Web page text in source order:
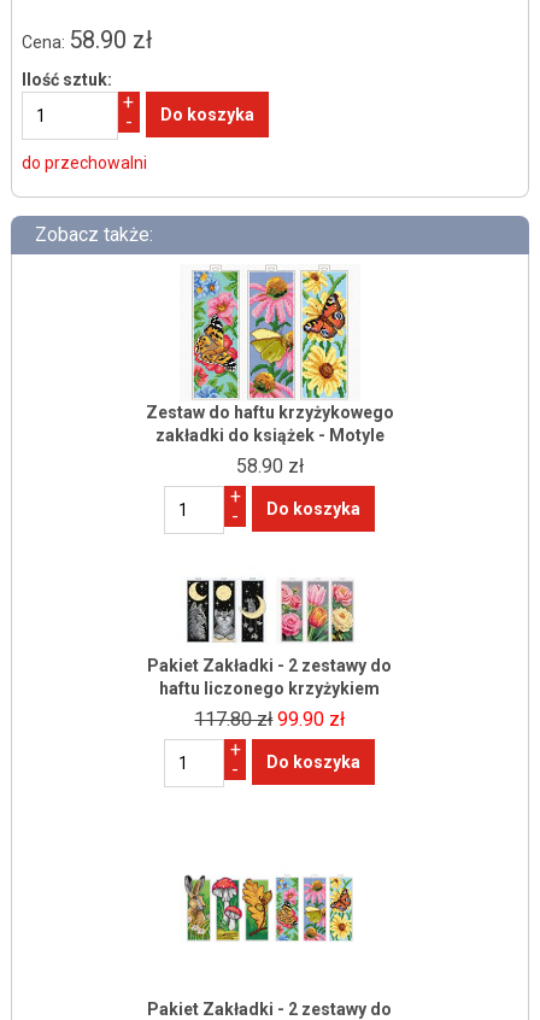
Cena: 58.90 zł
Ilość sztuk:
+
-
do przechowalni
Zobacz także:
Zestaw do haftu krzyżykowego
zakładki do książek - Motyle
58.90 zł
+
-
Pakiet Zakładki - 2 zestawy do
haftu liczonego krzyżykiem
117.80 zł 99.90 zł
+
-
Pakiet Zakładki - 2 zestawy do